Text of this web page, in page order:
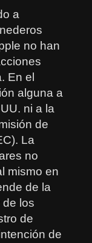
a
no han
En el
alguna a
ni a la
de
La
no
mismo en
de la
de los
de
de